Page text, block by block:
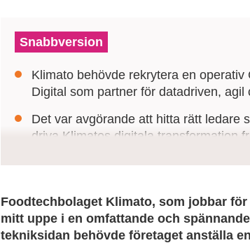
Snabbversion
Klimato behövde rekrytera en
Digital som partner för datadriven, agil
Det var avgörande att hitta rätt ledare
driva Klimatos digitala transformation
Ada Digital utmanade traditionell
Foodtechbolaget Klimato, som jobbar
mitt uppe i en omfattande och
tekniksidan behövde företaget anställa